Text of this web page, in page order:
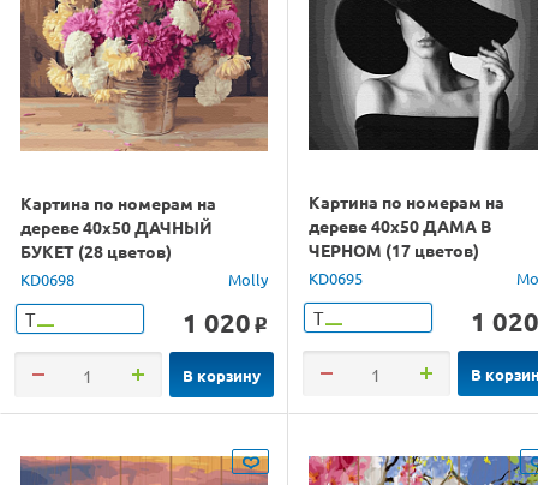
Картина по номерам на
дереве 40х50 ДАЧНЫЙ
БУКЕТ (28 цветов)
KD0698 Molly
Т 1 020 o
В корзину
Картина по номерам на
дереве 40х50 ДАМА В
ЧЕРНОМ (17 цветов)
KD0695
Т 1 020
В